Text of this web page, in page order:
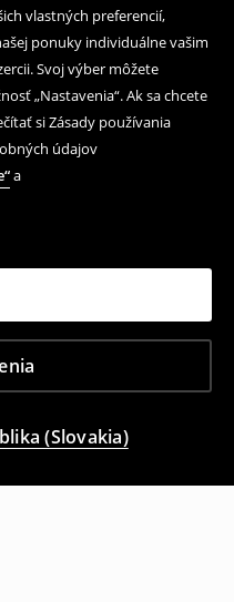
vlastných preferencií,
ponuky individuálne vašim
Svoj výber môžete
„Nastavenia“. Ak sa chcete
si Zásady používania
údajov
a
(Slovakia)